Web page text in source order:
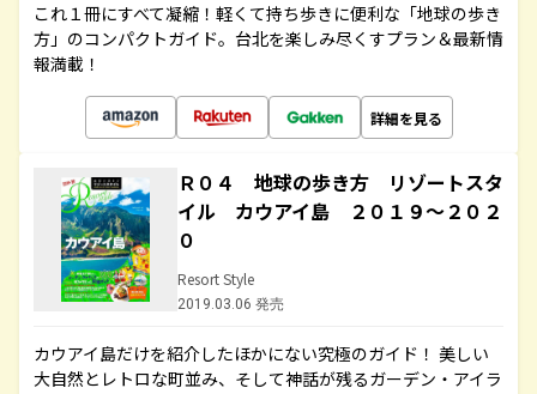
これ１冊にすべて凝縮！軽くて持ち歩きに便利な「地球の歩き
方」のコンパクトガイド。台北を楽しみ尽くすプラン＆最新情
報満載！
詳細を見る
Ｒ０４ 地球の歩き方 リゾートスタ
イル カウアイ島 ２０１９～２０２
０
Resort Style
2019.03.06 発売
カウアイ島だけを紹介したほかにない究極のガイド！ 美しい
大自然とレトロな町並み、そして神話が残るガーデン・アイラ